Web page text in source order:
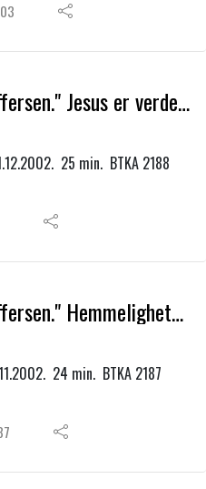
Einar Kristoffersen." Jesus er verdens lys."
25 min. BTKA 2188
Einar Kristoffersen." Hemmeligheten er i Kristus."
24 min. BTKA 2187